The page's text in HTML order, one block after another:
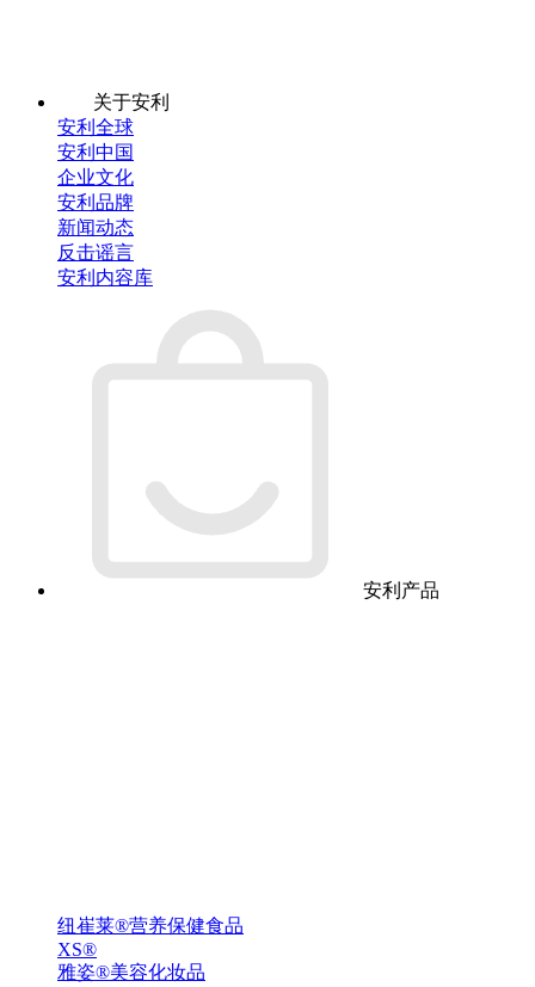
关于安利
安利全球
安利中国
企业文化
安利品牌
新闻动态
反击谣言
安利内容库
安利产品
纽崔莱®营养保健食品
XS®
雅姿®美容化妆品